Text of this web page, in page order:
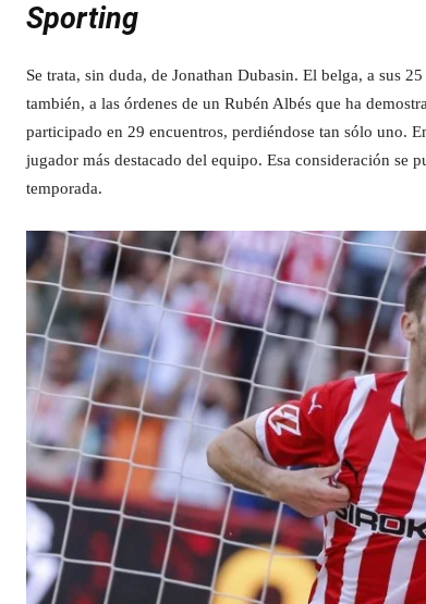
Sporting
Se trata, sin duda, de Jonathan Dubasin. El belga, a sus
también, a las órdenes de un Rubén Albés que ha
participado en 29 encuentros, perdiéndose tan sólo uno.
jugador más destacado del equipo. Esa consideración se
temporada.